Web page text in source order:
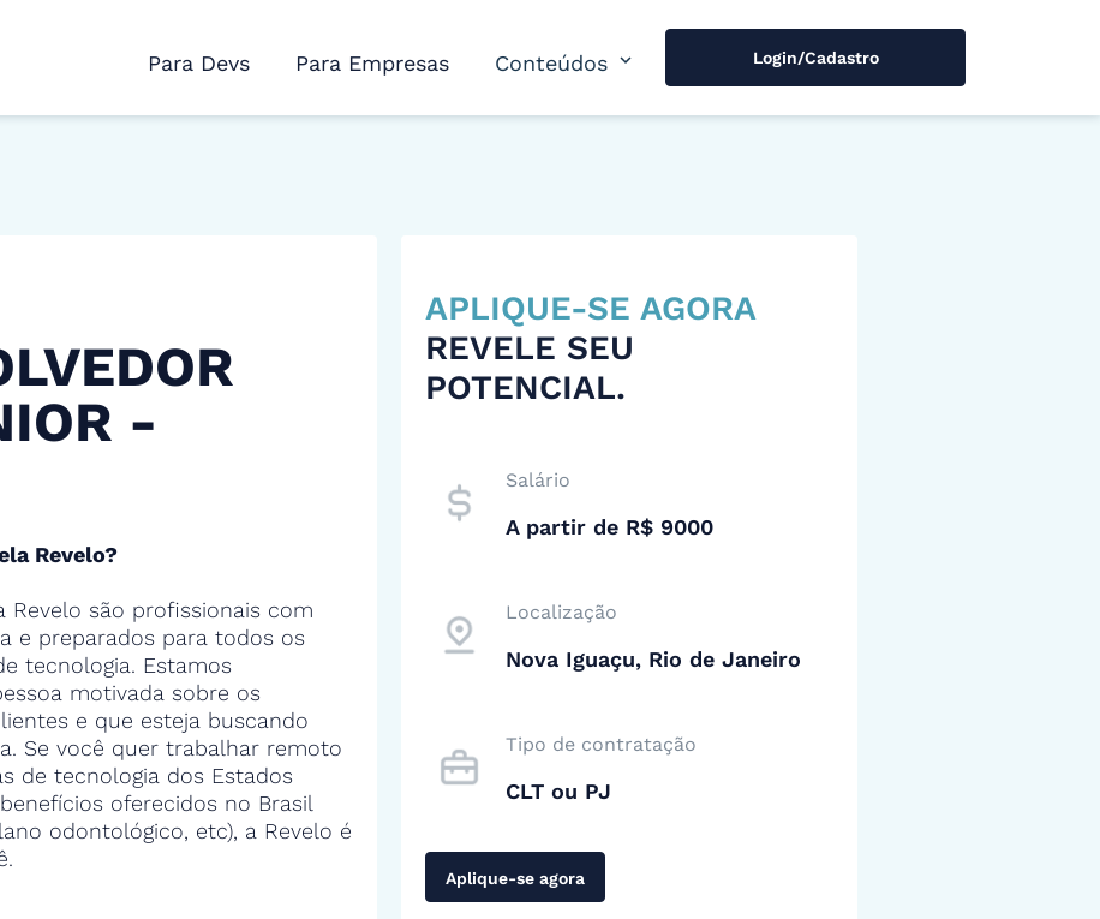
Para Devs Para Empresas Conteúdos expand_more Login/Cadastro
-
Revelo?
Revelo são profissionais com
e preparados para todos os
tecnologia. Estamos
motivada sobre os
e que esteja buscando
Se você quer trabalhar remoto
de tecnologia dos Estados
oferecidos no Brasil
odontológico, etc), a Revelo é
APLIQUE-SE AGORA
REVELE SEU
POTENCIAL.
Salário
A partir de R$ 9000
Localização
Nova Iguaçu, Rio de Janeiro
Tipo de contratação
CLT ou PJ
Aplique-se agora